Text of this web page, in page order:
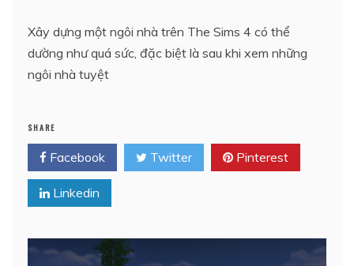
Xây dựng một ngôi nhà trên The Sims 4 có thể
dường như quá sức, đặc biệt là sau khi xem những
ngôi nhà tuyệt
SHARE
Facebook Twitter Pinterest
Linkedin